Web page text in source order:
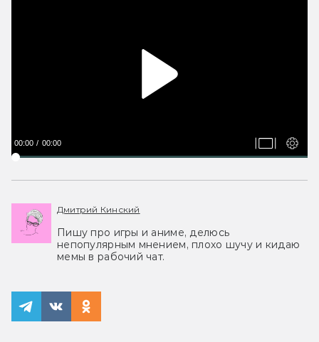
00:00 00:00
Дмитрий Кинский
Пишу про игры и аниме, делюсь
непопулярным мнением, плохо шучу и кидаю
мемы в рабочий чат.